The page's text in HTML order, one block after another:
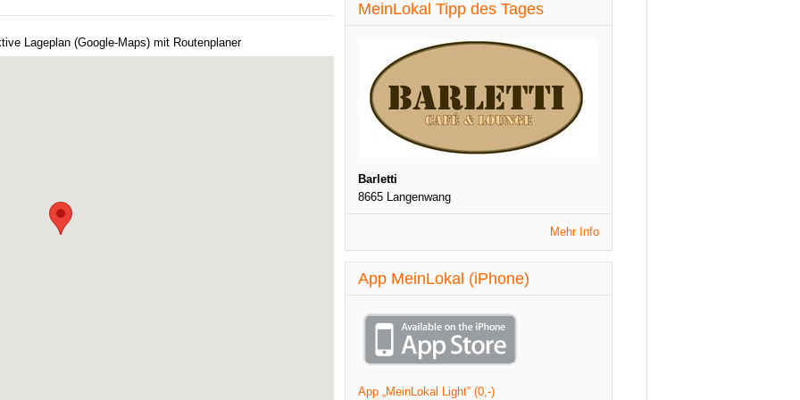
Lageplan (Google-Maps) mit Routenplaner
1090 Wien
diese Woche aktualisiert
MeinLokal Tipp des Tages
Barletti
8665 Langenwang
Mehr Info
App MeinLokal (iPhone)
App „MeinLokal Light” (0,-)